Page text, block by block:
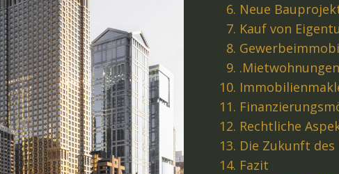
Neue
Kauf von
.Mietwohnungen
Rechtliche
Die Zukunft
Fazit